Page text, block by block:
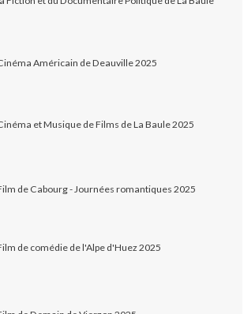
Américain de Deauville 2025
et Musique de Films de La Baule 2025
de Cabourg - Journées romantiques 2025
de comédie de l'Alpe d'Huez 2025